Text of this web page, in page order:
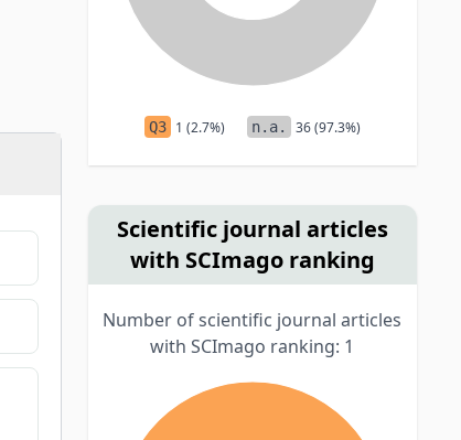
Q3 1 (2.7%) n.a. 36 (97.3%)
Scientific journal articles
with SCImago ranking
Number of scientific journal articles
with SCImago ranking: 1